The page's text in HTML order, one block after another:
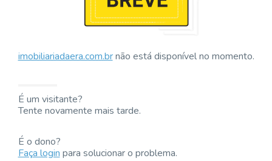
imobiliariadaera.com.brnão está disponível no momento.
É um visitante?
Tente novamente mais tarde.
É o dono?
Faça loginpara solucionar o problema.